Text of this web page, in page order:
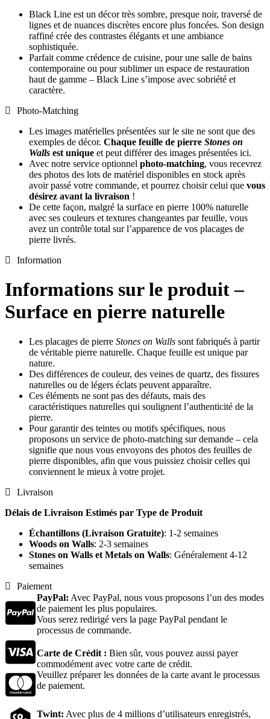
Black Line est un décor très sombre, presque noir, traversé de
lignes et de nuances discrètes encore plus foncées. Son design
raffiné crée des contrastes élégants et une ambiance
sophistiquée.
Parfait comme crédence de cuisine, pour une salle de bains
contemporaine ou pour sublimer un espace de restauration
haut de gamme – Black Line s’impose avec sobriété et
caractère.
Photo-Matching
Les images matérielles présentées sur le site ne sont que des
exemples de décor. Chaque feuille de pierre Stones on
Walls est unique et peut différer des images présentées ici.
Avec notre service optionnel photo-matching, vous recevrez
des photos des lots de matériel disponibles en stock après
avoir passé votre commande, et pourrez choisir celui que vous
désirez avant la livraison !
De cette façon, malgré la surface en pierre 100% naturelle
avec ses couleurs et textures changeantes par feuille, vous
avez un contrôle total sur l’apparence de vos placages de
pierre livrés.
Information
Informations sur le produit –
Surface en pierre naturelle
Les placages de pierre Stones on Walls sont fabriqués à partir
de véritable pierre naturelle. Chaque feuille est unique par
nature.
Des différences de couleur, des veines de quartz, des fissures
naturelles ou de légers éclats peuvent apparaître.
Ces éléments ne sont pas des défauts, mais des
caractéristiques naturelles qui soulignent l’authenticité de la
pierre.
Pour garantir des teintes ou motifs spécifiques, nous
proposons un service de photo-matching sur demande – cela
signifie que nous vous envoyons des photos des feuilles de
pierre disponibles, afin que vous puissiez choisir celles qui
conviennent le mieux à votre projet.
Livraison
Délais de Livraison Estimés par Type de Produit
Échantillons (Livraison Gratuite): 1-2 semaines
Woods on Walls: 2-3 semaines
Stones on Walls et Metals on Walls: Généralement 4-12
semaines
Paiement
PayPal: Avec PayPal, nous vous proposons l’un des modes
de paiement les plus populaires.
Vous serez redirigé vers la page PayPal pendant le
processus de commande.
Carte de Crédit : Bien sûr, vous pouvez aussi payer
commodément avec votre carte de crédit.
Veuillez préparer les données de la carte avant le processus
de paiement.
Twint: Avec plus de 4 millions d’utilisateurs enregistrés,